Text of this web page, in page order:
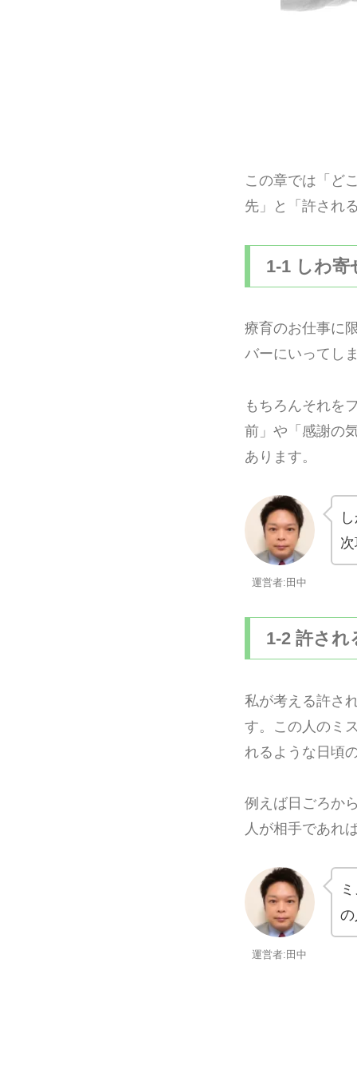
この章では「ど
先」と「許され
1-1 しわ寄
療育のお仕事に
バーにいってし
もちろんそれを
前」や「感謝の
あります。
運営者:田中
1-2 許され
私が考える許さ
す。この人のミ
れるような日頃
例えば日ごろか
人が相手であれ
運営者:田中